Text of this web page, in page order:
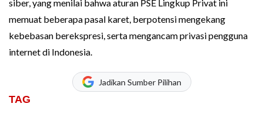
siber, yang menilai bahwa aturan PSE Lingkup Privat ini
memuat beberapa pasal karet, berpotensi mengekang
kebebasan berekspresi, serta mengancam privasi pengguna
internet di Indonesia.
Jadikan Sumber Pilihan
TAG